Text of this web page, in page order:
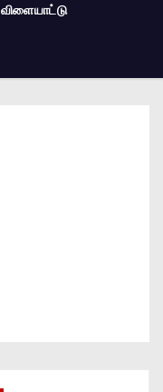
விளையாட்டு